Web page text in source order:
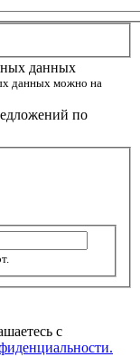
данных
данных можно на
по
с